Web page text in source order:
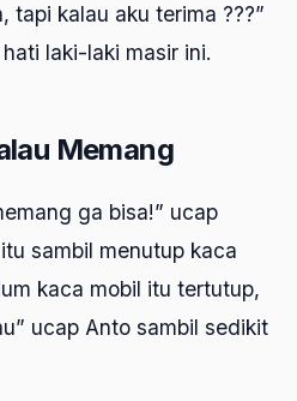
tapi kalau aku terima ???”
laki-laki masir ini.
Memang
ga bisa!” ucap
sambil menutup kaca
kaca mobil itu tertutup,
ucap Anto sambil sedikit